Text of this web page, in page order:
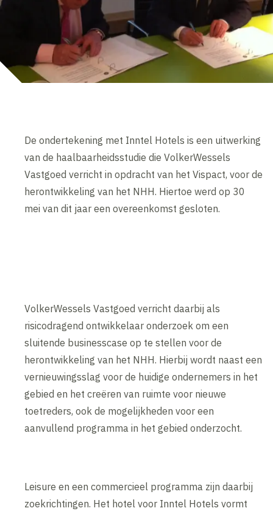
De ondertekening met Inntel Hotels is een uitwerking
van de haalbaarheidsstudie die VolkerWessels
Vastgoed verricht in opdracht van het Vispact, voor de
herontwikkeling van het NHH. Hiertoe werd op 30
mei van dit jaar een overeenkomst gesloten.
VolkerWessels Vastgoed verricht daarbij als
risicodragend ontwikkelaar onderzoek om een
sluitende businesscase op te stellen voor de
herontwikkeling van het NHH. Hierbij wordt naast een
vernieuwingsslag voor de huidige ondernemers in het
gebied en het creëren van ruimte voor nieuwe
toetreders, ook de mogelijkheden voor een
aanvullend programma in het gebied onderzocht.
Leisure en een commercieel programma zijn daarbij
zoekrichtingen. Het hotel voor Inntel Hotels vormt